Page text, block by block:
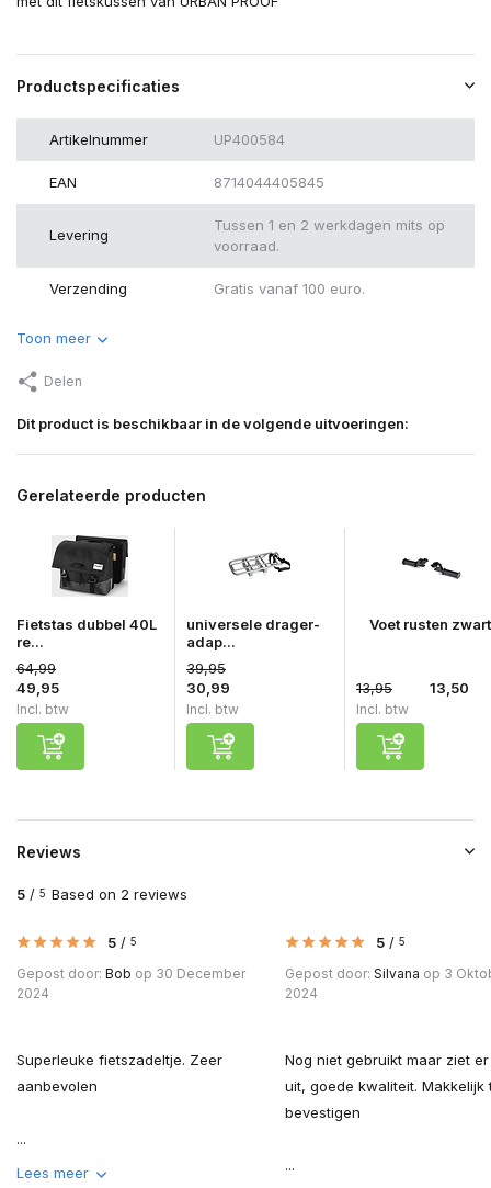
Productspecificaties
Artikelnummer UP400584
EAN 8714044405845
Levering
Tussen 1 en 2 werkdagen mits op
voorraad.
Verzending Gratis vanaf 100 euro.
Toon meer
Delen
Dit product is beschikbaar in de volgende uitvoeringen:
Gerelateerde producten
Fietstas dubbel 40L
re...
64,99
49,95
Incl. btw
universele drager-
adap...
39,95
30,99
Incl. btw
Voet rusten zwart
13,95 13,50
Incl. btw
Reviews
5 / 5 Based on 2 reviews
5 / 5
Gepost door: Bob op 30 December
2024
Superleuke fietszadeltje. Zeer
aanbevolen
...
Lees meer
5 / 5
Gepost door: Silvana op 3
2024
Nog niet gebruikt maar ziet
uit, goede kwaliteit. Makkelijk
bevestigen
...